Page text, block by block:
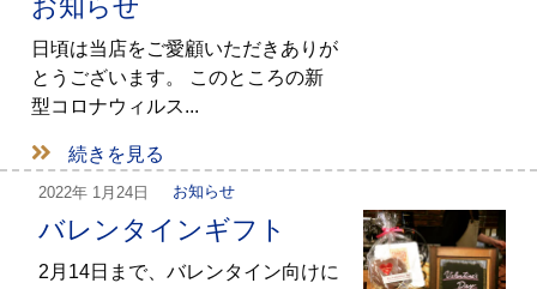
お知らせ
日頃は当店をご愛顧いただきありが
とうございます。 このところの新
型コロナウィルス...
続きを見る
2022年 1月24日 お知らせ
バレンタインギフト
2月14日まで、バレンタイン向けに